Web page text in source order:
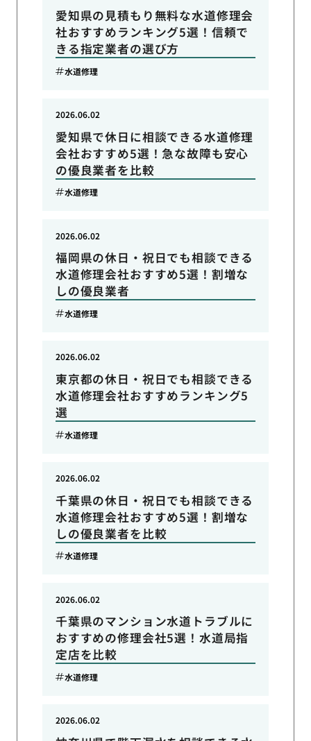
愛知県の見積もり無料な水道修理会
社おすすめランキング5選！信頼で
きる指定業者の選び方
水道修理
愛知県で休日に相談できる水道修理
会社おすすめ5選！急な故障も安心
の優良業者を比較
2026.06.02
水道修理
福岡県の休日・祝日でも相談できる
水道修理会社おすすめ5選！割増な
しの優良業者
2026.06.02
水道修理
東京都の休日・祝日でも相談できる
水道修理会社おすすめランキング5
選
2026.06.02
水道修理
千葉県の休日・祝日でも相談できる
水道修理会社おすすめ5選！割増な
しの優良業者を比較
2026.06.02
水道修理
千葉県のマンション水道トラブルに
おすすめの修理会社5選！水道局指
定店を比較
2026.06.02
水道修理
2026.06.02